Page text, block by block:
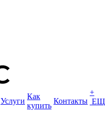
Услуги
Как
купить
Контакты
+